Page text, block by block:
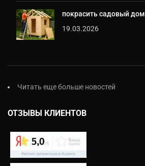
покрасить садовый
19.03.2026
Читать еще больше новостей
ОТЗЫВЫ КЛИЕНТОВ